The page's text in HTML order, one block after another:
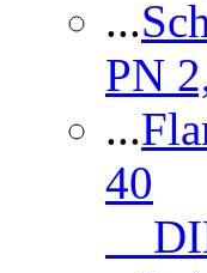
...
PN
...
40